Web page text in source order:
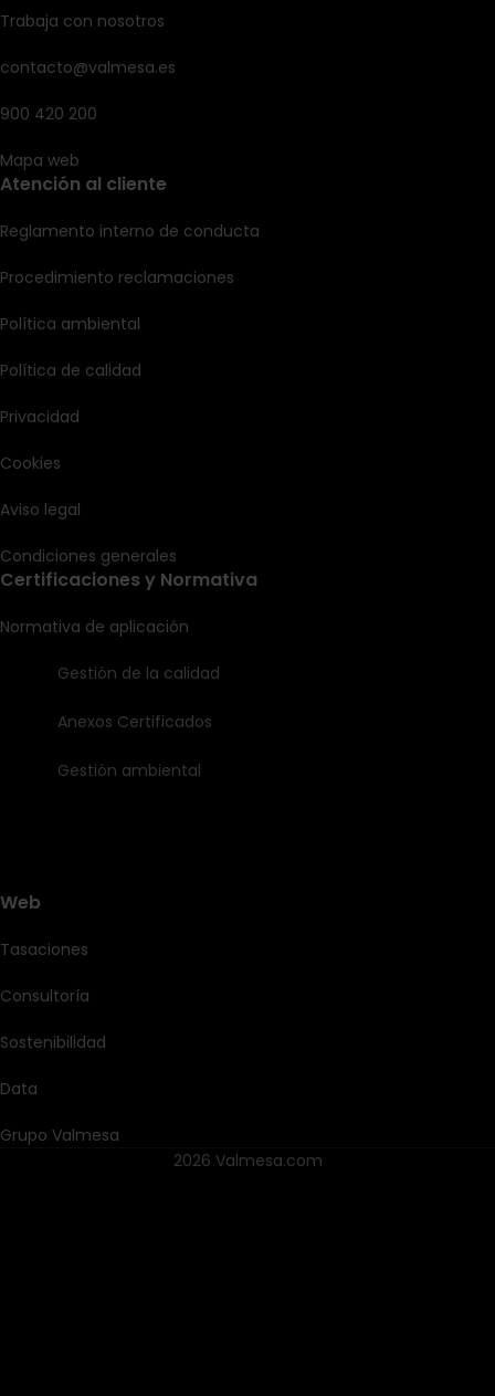
Trabaja con nosotros
contacto@valmesa.es
900 420 200
Mapa web
Atención al cliente
Reglamento interno de conducta
Procedimiento reclamaciones
Política ambiental
Política de calidad
Privacidad
Cookies
Aviso legal
Condiciones generales
Certificaciones y Normativa
Normativa de aplicación
Gestión de la calidad
Anexos Certificados
Gestión ambiental
Web
Tasaciones
Consultoría
Sostenibilidad
Data
Grupo Valmesa
2026 Valmesa.com